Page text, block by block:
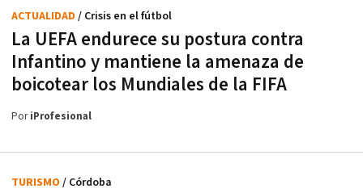
La UEFA endurece su postura contra
Infantino y mantiene la amenaza de
boicotear los Mundiales de la FIFA
ACTUALIDAD / Crisis en el fútbol
PoriProfesional
TURISMO / Córdoba